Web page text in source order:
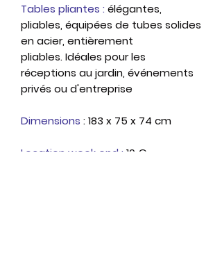
Tables pliantes : élégantes,
pliables, équipées de tubes solides
en acier, entièrement
pliables. Idéales pour les
réceptions au jardin, événements
privés ou d'entreprise
Dimensions : 183 x 75 x 74 cm
Location week end : 10 €